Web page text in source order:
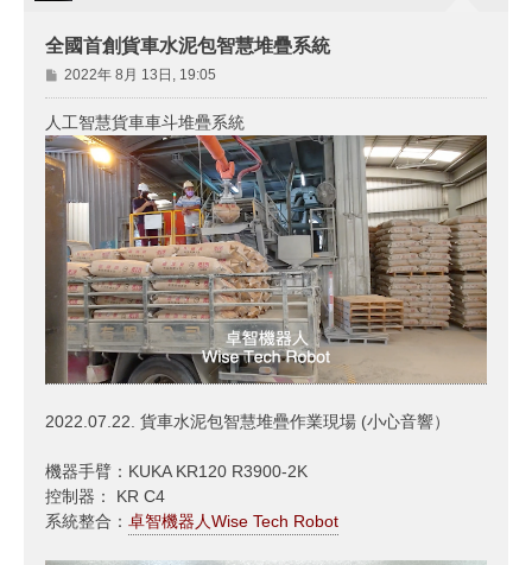
全國首創貨車水泥包智慧堆疊系統
文
章
2022年 8月 13日, 19:05
人工智慧貨車車斗堆疊系統
2022.07.22. 貨車水泥包智慧堆疊作業現場 (小心音響）
機器手臂：KUKA KR120 R3900-2K
控制器： KR C4
系統整合： 卓智機器人Wise Tech Robot